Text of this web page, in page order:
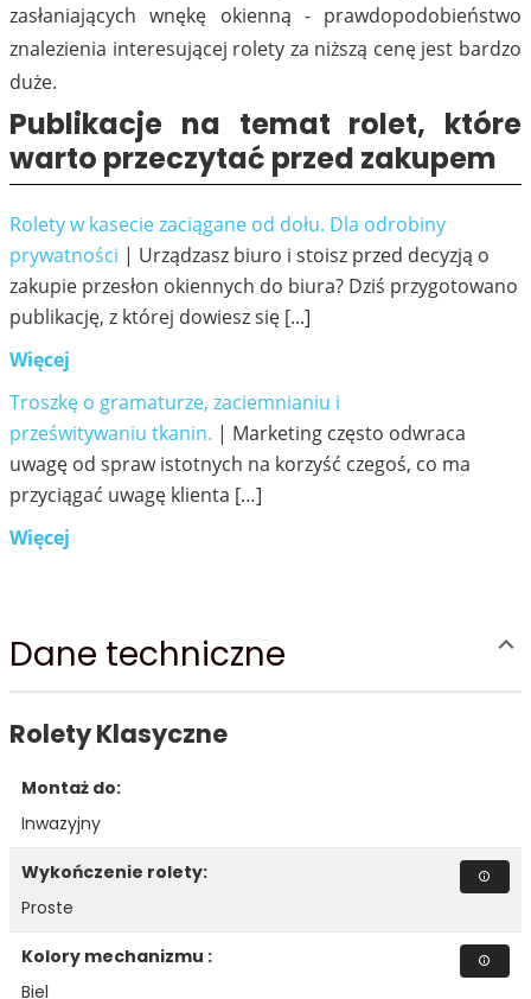
zasłaniających wnękę okienną - prawdopodobieństwo
znalezienia interesującej rolety za niższą cenę jest bardzo
duże.
Publikacje na temat rolet, które
warto przeczytać przed zakupem
Troszkę o gramaturze, zaciemnianiu i
prześwitywaniu tkanin. | Marketing często odwraca
uwagę od spraw istotnych na korzyść czegoś, co ma
przyciągać uwagę klienta […]
Więcej
Rolety w kasecie zaciągane od dołu. Dla odrobiny
prywatności | Urządzasz biuro i stoisz przed decyzją o
zakupie przesłon okiennych do biura? Dziś przygotowano
publikację, z której dowiesz się [...]
Więcej
Dane techniczne
Rolety Klasyczne
Montaż do:
Inwazyjny
Wykończenie rolety:
Proste
Kolory mechanizmu :
Biel